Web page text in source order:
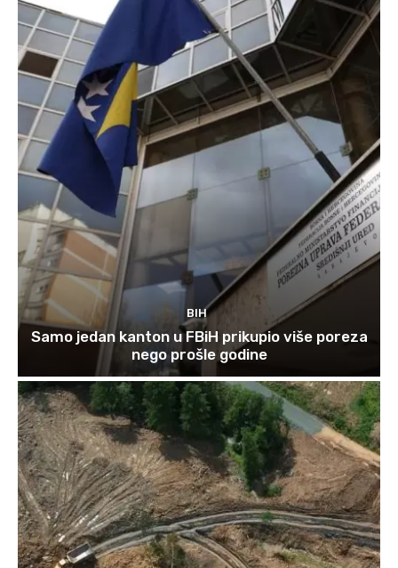
BIH
Samo jedan kanton u FBiH prikupio više poreza
nego prošle godine